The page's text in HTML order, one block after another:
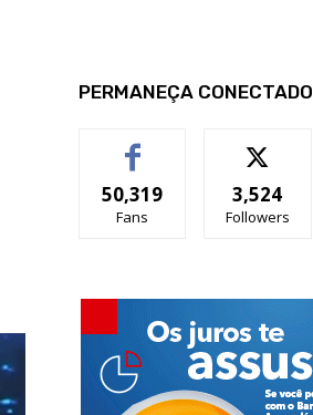
PERMANEÇA CONECTADO
50,319
Fans
3,524
Followers